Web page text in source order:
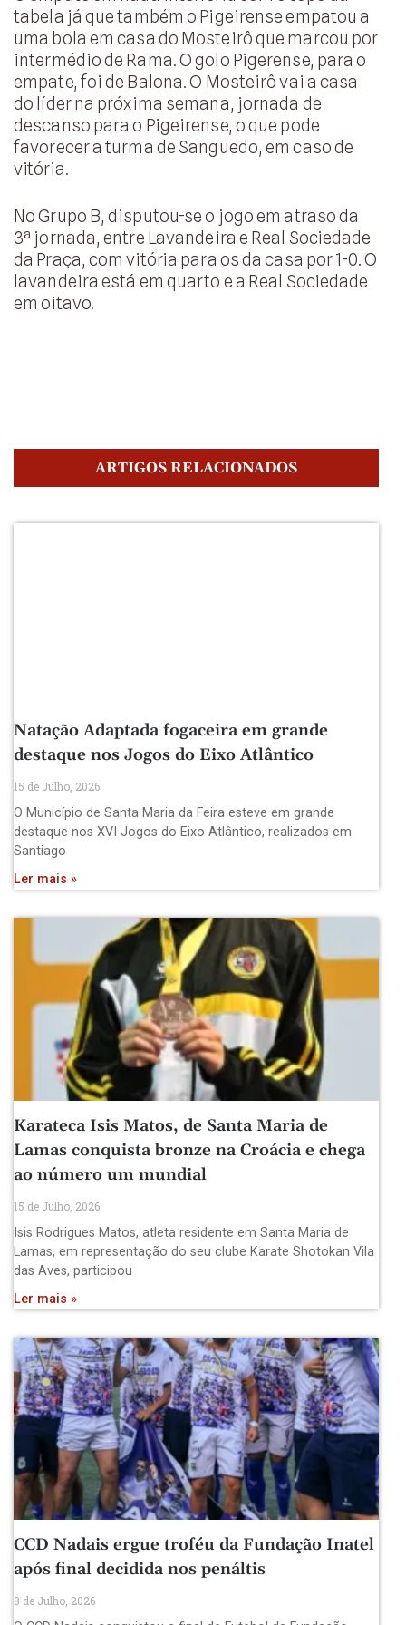
tabela já que também o Pigeirense empatou a
uma bola em casa do Mosteirô que marcou por
intermédio de Rama. O golo Pigerense, para o
empate, foi de Balona. O Mosteirô vai a casa
do líder na próxima semana, jornada de
descanso para o Pigeirense, o que pode
favorecer a turma de Sanguedo, em caso de
vitória.
No Grupo B, disputou-se o jogo em atraso da
3ª jornada, entre Lavandeira e Real Sociedade
da Praça, com vitória para os da casa por 1-0. O
lavandeira está em quarto e a Real Sociedade
em oitavo.
ARTIGOS RELACIONADOS
Natação Adaptada fogaceira em grande
destaque nos Jogos do Eixo Atlântico
15 de Julho, 2026
O Município de Santa Maria da Feira esteve em grande
destaque nos XVI Jogos do Eixo Atlântico, realizados em
Santiago
Ler mais »
Karateca Isis Matos, de Santa Maria de
Lamas conquista bronze na Croácia e chega
ao número um mundial
15 de Julho, 2026
Isis Rodrigues Matos, atleta residente em Santa Maria de
Lamas, em representação do seu clube Karate Shotokan Vila
das Aves, participou
Ler mais »
CCD Nadais ergue troféu da Fundação Inatel
após final decidida nos penáltis
8 de Julho, 2026